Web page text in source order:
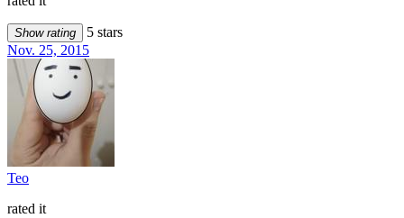
Show rating
5 stars
Nov. 25, 2015
Teo
rated it